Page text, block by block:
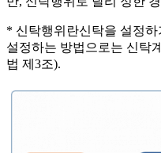
* 신탁행위란신탁을 설정
설정하는 방법으로는 신탁
법 제3조).